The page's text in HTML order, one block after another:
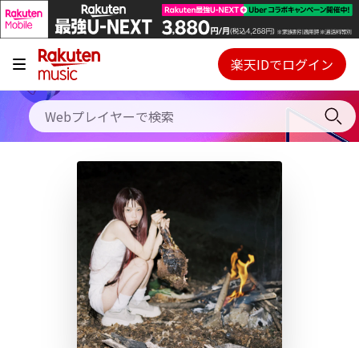
キャンペーン
料金プラン
使い方
初回30日間無料お試し
Webプレイヤー
ご契約内容の確認・変更
楽天IDでログイン